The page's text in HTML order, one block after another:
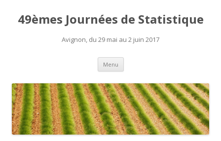
49èmes Journées de Statistique
Avignon, du 29 mai au 2 juin 2017
Menu Aller
contenu